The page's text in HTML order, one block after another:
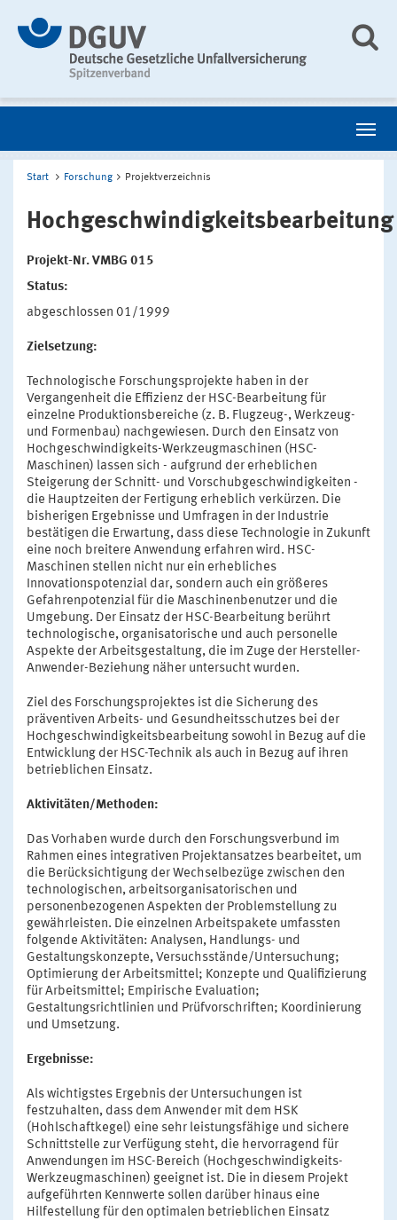
Start Forschung Projektverzeichnis
Hochgeschwindigkeitsbearbeitung
Projekt-Nr. VMBG 015
Status:
abgeschlossen 01/1999
Zielsetzung:
Technologische Forschungsprojekte haben in der
Vergangenheit die Effizienz der HSC-Bearbeitung für
einzelne Produktionsbereiche (z. B. Flugzeug-, Werkzeug-
und Formenbau) nachgewiesen. Durch den Einsatz von
Hochgeschwindigkeits-Werkzeugmaschinen (HSC-
Maschinen) lassen sich - aufgrund der erheblichen
Steigerung der Schnitt- und Vorschubgeschwindigkeiten -
die Hauptzeiten der Fertigung erheblich verkürzen. Die
bisherigen Ergebnisse und Umfragen in der Industrie
bestätigen die Erwartung, dass diese Technologie in Zukunft
eine noch breitere Anwendung erfahren wird. HSC-
Maschinen stellen nicht nur ein erhebliches
Innovationspotenzial dar, sondern auch ein größeres
Gefahrenpotenzial für die Maschinenbenutzer und die
Umgebung. Der Einsatz der HSC-Bearbeitung berührt
technologische, organisatorische und auch personelle
Aspekte der Arbeitsgestaltung, die im Zuge der Hersteller-
Anwender-Beziehung näher untersucht wurden.
Ziel des Forschungsprojektes ist die Sicherung des
präventiven Arbeits- und Gesundheitsschutzes bei der
Hochgeschwindigkeitsbearbeitung sowohl in Bezug auf die
Entwicklung der HSC-Technik als auch in Bezug auf ihren
betrieblichen Einsatz.
Aktivitäten/Methoden:
Das Vorhaben wurde durch den Forschungsverbund im
Rahmen eines integrativen Projektansatzes bearbeitet, um
die Berücksichtigung der Wechselbezüge zwischen den
technologischen, arbeitsorganisatorischen und
personenbezogenen Aspekten der Problemstellung zu
gewährleisten. Die einzelnen Arbeitspakete umfassten
folgende Aktivitäten: Analysen, Handlungs- und
Gestaltungskonzepte, Versuchsstände/Untersuchung;
Optimierung der Arbeitsmittel; Konzepte und Qualifizierung
für Arbeitsmittel; Empirische Evaluation;
Gestaltungsrichtlinien und Prüfvorschriften; Koordinierung
und Umsetzung.
Ergebnisse:
Als wichtigstes Ergebnis der Untersuchungen ist
festzuhalten, dass dem Anwender mit dem HSK
(Hohlschaftkegel) eine sehr leistungsfähige und sichere
Schnittstelle zur Verfügung steht, die hervorragend für
Anwendungen im HSC-Bereich (Hochgeschwindigkeits-
Werkzeugmaschinen) geeignet ist. Die in diesem Projekt
aufgeführten Kennwerte sollen darüber hinaus eine
Hilfestellung für den optimalen betrieblichen Einsatz